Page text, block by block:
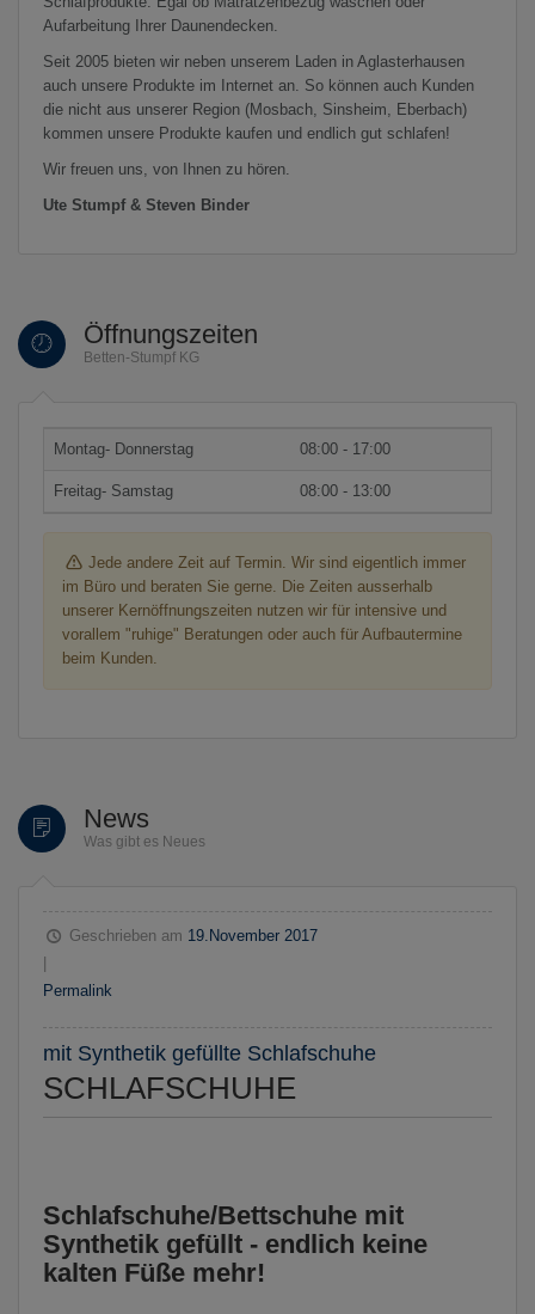
Aufarbeitung Ihrer Daunendecken.
Seit 2005 bieten wir neben unserem Laden in Aglasterhausen
auch unsere Produkte im Internet an. So können auch Kunden
die nicht aus unserer Region (Mosbach, Sinsheim, Eberbach)
kommen unsere Produkte kaufen und endlich gut schlafen!
Wir freuen uns, von Ihnen zu hören.
Ute Stumpf & Steven Binder
Öffnungszeiten
Betten-Stumpf KG
Montag- Donnerstag 08:00 - 17:00
Freitag- Samstag 08:00 - 13:00
Jede andere Zeit auf Termin. Wir sind eigentlich immer
im Büro und beraten Sie gerne. Die Zeiten ausserhalb
unserer Kernöffnungszeiten nutzen wir für intensive und
vorallem "ruhige" Beratungen oder auch für Aufbautermine
beim Kunden.
News
Was gibt es Neues
Geschrieben am 19.November 2017
Permalink
mit Synthetik gefüllte Schlafschuhe
SCHLAFSCHUHE
Schlafschuhe/Bettschuhe mit
Synthetik gefüllt - endlich keine
kalten Füße mehr!